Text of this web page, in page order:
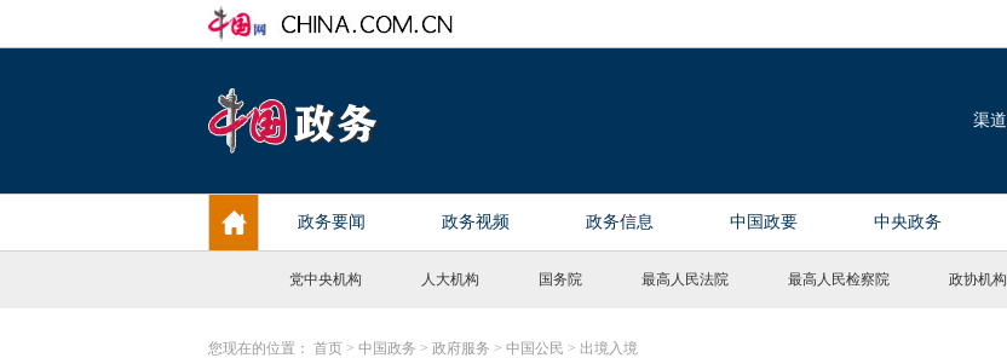
党中央机构 人大机构 国务院 最高人民法院 最高人民检察院 政协机构
您现在的位置： 首页 > 中国政务 > 政府服务 > 中国公民 > 出境入境